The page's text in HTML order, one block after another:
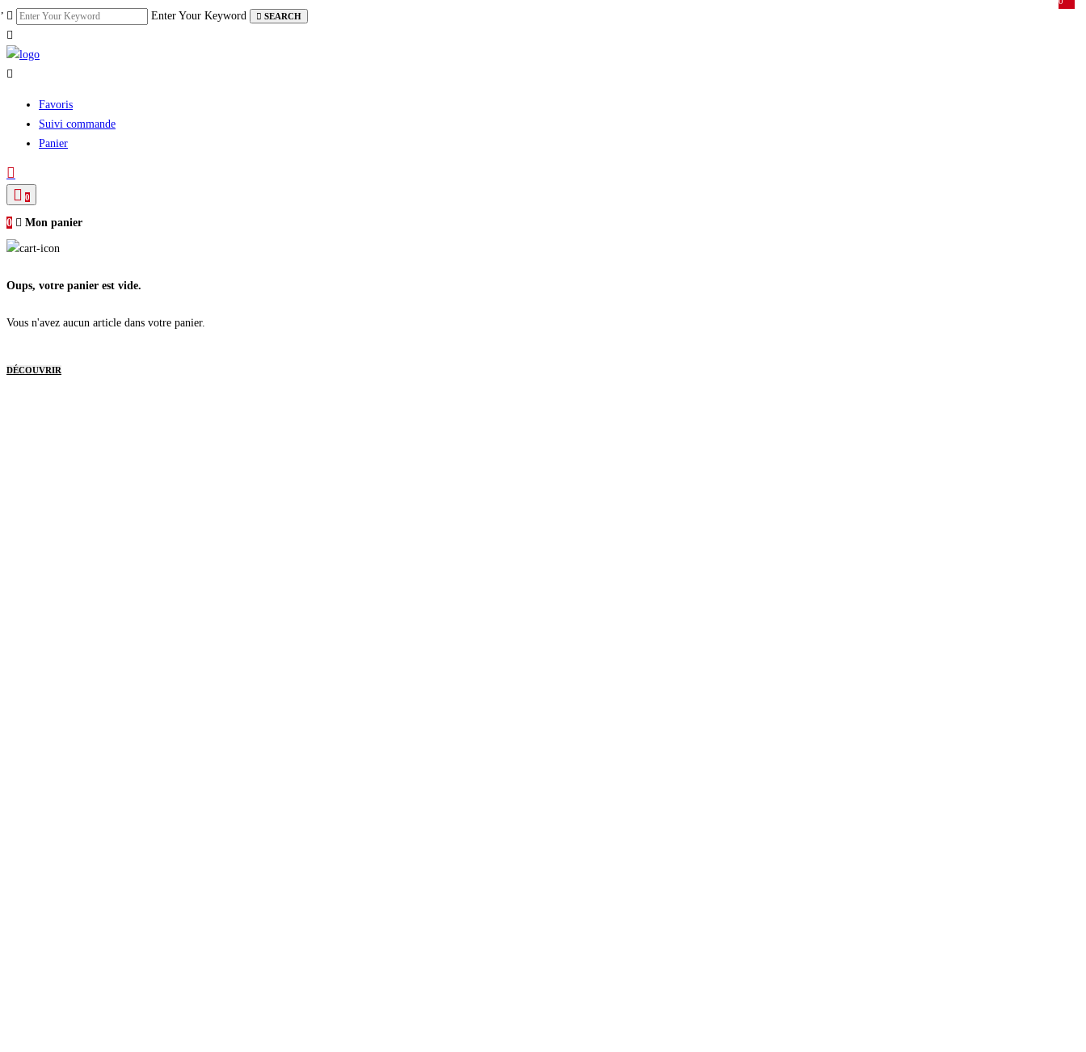
Skip
to
content
Enter Your Keyword SEARCH
Favoris
Suivi commande
Panier
0
0 Mon panier
Oups, votre panier est vide.
Vous n'avez aucun article dans votre panier.
DÉCOUVRIR